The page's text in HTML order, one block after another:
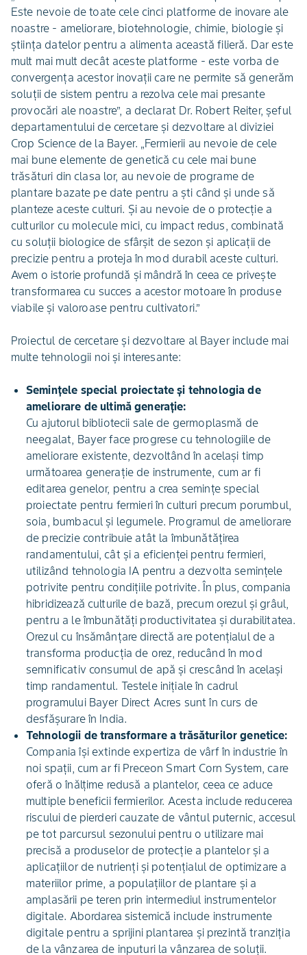
Este nevoie de toate cele cinci platforme de inovare ale
noastre - ameliorare, biotehnologie, chimie, biologie și
știința datelor pentru a alimenta această filieră. Dar este
mult mai mult decât aceste platforme - este vorba de
convergența acestor inovații care ne permite să generăm
soluții de sistem pentru a rezolva cele mai presante
provocări ale noastre”, a declarat Dr. Robert Reiter, șeful
departamentului de cercetare și dezvoltare al diviziei
Crop Science de la Bayer. „Fermierii au nevoie de cele
mai bune elemente de genetică cu cele mai bune
trăsături din clasa lor, au nevoie de programe de
plantare bazate pe date pentru a ști când și unde să
planteze aceste culturi. Și au nevoie de o protecție a
culturilor cu molecule mici, cu impact redus, combinată
cu soluții biologice de sfârșit de sezon și aplicații de
precizie pentru a proteja în mod durabil aceste culturi.
Avem o istorie profundă și mândră în ceea ce privește
transformarea cu succes a acestor motoare în produse
viabile și valoroase pentru cultivatori.”
Proiectul de cercetare și dezvoltare al Bayer include mai
multe tehnologii noi și interesante:
Semințele special proiectate și tehnologia de
ameliorare de ultimă generație:
Cu ajutorul bibliotecii sale de germoplasmă de
neegalat, Bayer face progrese cu tehnologiile de
ameliorare existente, dezvoltând în același timp
următoarea generație de instrumente, cum ar fi
editarea genelor, pentru a crea semințe special
proiectate pentru fermieri în culturi precum porumbul,
soia, bumbacul și legumele. Programul de ameliorare
de precizie contribuie atât la îmbunătățirea
randamentului, cât și a eficienței pentru fermieri,
utilizând tehnologia IA pentru a dezvolta semințele
potrivite pentru condițiile potrivite. În plus, compania
hibridizează culturile de bază, precum orezul și grâul,
pentru a le îmbunătăți productivitatea și durabilitatea.
Orezul cu însămânțare directă are potențialul de a
transforma producția de orez, reducând în mod
semnificativ consumul de apă și crescând în același
timp randamentul. Testele inițiale în cadrul
programului Bayer Direct Acres sunt în curs de
desfășurare în India.
Tehnologii de transformare a trăsăturilor genetice:
Compania își extinde expertiza de vârf în industrie în
noi spații, cum ar fi Preceon Smart Corn System, care
oferă o înălțime redusă a plantelor, ceea ce aduce
multiple beneficii fermierilor. Acesta include reducerea
riscului de pierderi cauzate de vântul puternic, accesul
pe tot parcursul sezonului pentru o utilizare mai
precisă a produselor de protecție a plantelor și a
aplicațiilor de nutrienți și potențialul de optimizare a
materiilor prime, a populațiilor de plantare și a
amplasării pe teren prin intermediul instrumentelor
digitale. Abordarea sistemică include instrumente
digitale pentru a sprijini plantarea și prezintă tranziția
de la vânzarea de inputuri la vânzarea de soluții.